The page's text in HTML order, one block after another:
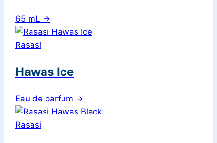
65 mL →
Rasasi
Hawas Ice
Eau de parfum →
Rasasi